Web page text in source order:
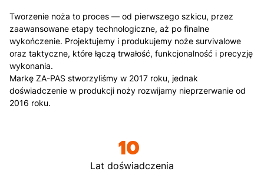
Tworzenie noża to proces — od pierwszego szkicu, przez
zaawansowane etapy technologiczne, aż po finalne
wykończenie. Projektujemy i produkujemy noże survivalowe
oraz taktyczne, które łączą trwałość, funkcjonalność i precyzję
wykonania.
Markę ZA-PAS stworzyliśmy w 2017 roku, jednak
doświadczenie w produkcji noży rozwijamy nieprzerwanie od
2016 roku.
10
Lat doświadczenia